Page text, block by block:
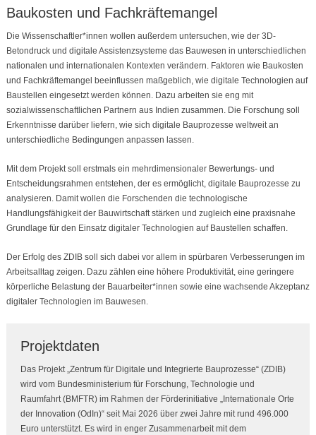
Baukosten und Fachkräftemangel
Die Wissenschaftler*innen wollen außerdem untersuchen, wie der 3D-
Betondruck und digitale Assistenzsysteme das Bauwesen in unterschiedlichen
nationalen und internationalen Kontexten verändern. Faktoren wie Baukosten
und Fachkräftemangel beeinflussen maßgeblich, wie digitale Technologien auf
Baustellen eingesetzt werden können. Dazu arbeiten sie eng mit
sozialwissenschaftlichen Partnern aus Indien zusammen. Die Forschung soll
Erkenntnisse darüber liefern, wie sich digitale Bauprozesse weltweit an
unterschiedliche Bedingungen anpassen lassen.
Mit dem Projekt soll erstmals ein mehrdimensionaler Bewertungs- und
Entscheidungsrahmen entstehen, der es ermöglicht, digitale Bauprozesse zu
analysieren. Damit wollen die Forschenden die technologische
Handlungsfähigkeit der Bauwirtschaft stärken und zugleich eine praxisnahe
Grundlage für den Einsatz digitaler Technologien auf Baustellen schaffen.
Der Erfolg des ZDIB soll sich dabei vor allem in spürbaren Verbesserungen im
Arbeitsalltag zeigen. Dazu zählen eine höhere Produktivität, eine geringere
körperliche Belastung der Bauarbeiter*innen sowie eine wachsende Akzeptanz
digitaler Technologien im Bauwesen.
Projektdaten
Das Projekt „Zentrum für Digitale und Integrierte Bauprozesse“ (ZDIB)
wird vom Bundesministerium für Forschung, Technologie und
Raumfahrt (BMFTR) im Rahmen der Förderinitiative „Internationale Orte
der Innovation (OdIn)“ seit Mai 2026 über zwei Jahre mit rund 496.000
Euro unterstützt. Es wird in enger Zusammenarbeit mit dem